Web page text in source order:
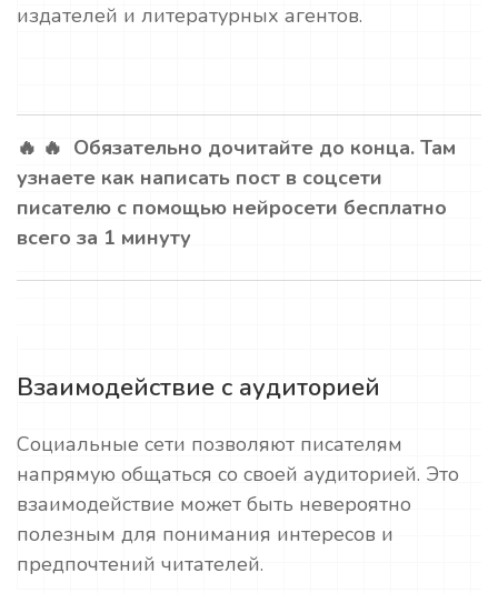
издателей и литературных агентов.
🔥 🔥 Обязательно дочитайте до конца. Там
узнаете как написать пост в соцсети
писателю с помощью нейросети бесплатно
всего за 1 минуту
Взаимодействие с аудиторией
Социальные сети позволяют писателям
напрямую общаться со своей аудиторией. Это
взаимодействие может быть невероятно
полезным для понимания интересов и
предпочтений читателей.